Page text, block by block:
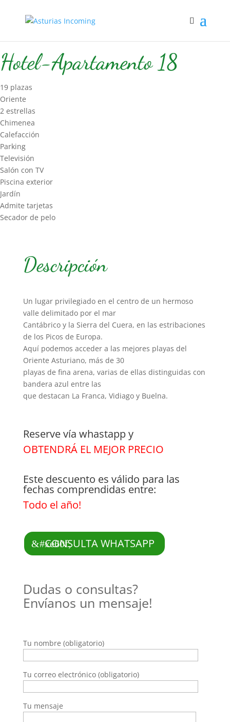
Hotel-Apartamento 18
19 plazas
Oriente
2 estrellas
Chimenea
Calefacción
Parking
Televisión
Salón con TV
Piscina exterior
Jardín
Admite tarjetas
Secador de pelo
Descripción
Un lugar privilegiado en el centro de un hermoso
valle delimitado por el mar
Cantábrico y la Sierra del Cuera, en las estribaciones
de los Picos de Europa.
Aquí podemos acceder a las mejores playas del
Oriente Asturiano, más de 30
playas de fina arena, varias de ellas distinguidas con
bandera azul entre las
que destacan La Franca, Vidiago y Buelna.
Reserve vía whastapp y
OBTENDRÁ EL MEJOR PRECIO
Este descuento es válido para las
fechas comprendidas entre:
Todo el año!
CONSULTA WHATSAPP
Dudas o consultas?
Envíanos un mensaje!
Tu nombre (obligatorio)
Tu correo electrónico (obligatorio)
Tu mensaje